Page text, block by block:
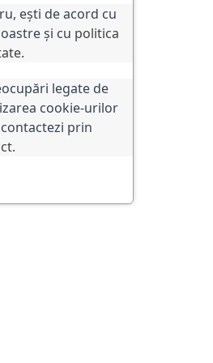
ești de acord cu
și cu politica
legate de
cookie-urilor
prin
.